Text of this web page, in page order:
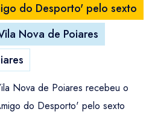
do Desporto' pelo sexto
Nova de Poiares
Nova de Poiares recebeu o
do Desporto' pelo sexto